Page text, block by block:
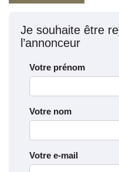
Je souhaite être
l’annonceur
Votre prénom
Votre nom
Votre e-mail